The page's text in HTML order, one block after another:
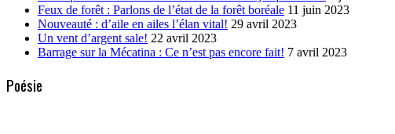
Feux de forêt : Parlons de l’état de la forêt boréale 11 juin 2023
Nouveauté : d’aile en ailes l’élan vital! 29 avril 2023
Un vent d’argent sale! 22 avril 2023
Barrage sur la Mécatina : Ce n’est pas encore fait! 7 avril 2023
Poésie